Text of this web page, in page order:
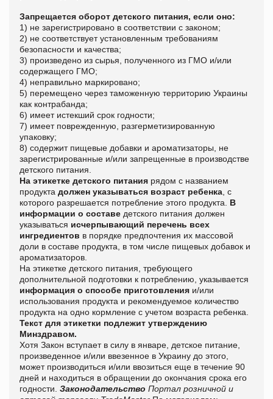
Запрещается оборот детского питания, если оно:
1) не зарегистрировано в соответствии с законом;
2) не соответствует установленным требованиям
безопасности и качества;
3) произведено из сырья, полученного из ГМО и/или
содержащего ГМО;
4) неправильно маркировано;
5) перемещено через таможенную территорию Украины
как контрабанда;
6) имеет истекший срок годности;
7) имеет поврежденную, разгерметизированную
упаковку;
8) содержит пищевые добавки и ароматизаторы, не
зарегистрированные и/или запрещенные в производстве
детского питания.
На этикетке детского питания рядом с названием
продукта должен указываться возраст ребенка , с
которого разрешается потребление этого продукта. В
информации о составе детского питания должен
указываться исчерпывающий перечень всех
ингредиентов в порядке предпочтения их массовой
доли в составе продукта, в том числе пищевых добавок и
ароматизаторов.
На этикетке детского питания, требующего
дополнительной подготовки к потреблению, указывается
информация о способе приготовления и/или
использования продукта и рекомендуемое количество
продукта на одно кормление с учетом возраста ребенка.
Текст для этикетки подлежит утверждению
Минздравом.
Хотя Закон вступает в силу в январе, детское питание,
произведенное и/или ввезенное в Украину до этого,
может производиться и/или ввозиться еще в течение 90
дней и находиться в обращении до окончания срока его
годности. Законодательство Портал розничной и